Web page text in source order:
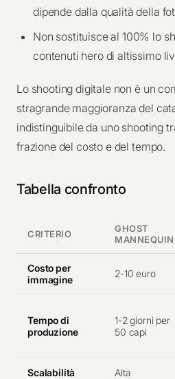
dipende dalla qualità della
Non sostituisce al 100% lo
contenuti hero di altissimo
Lo shooting digitale non è un
stragrande maggioranza del
indistinguibile da uno shooting
frazione del costo e del tempo.
Tabella confronto
CRITERIO
GHOST
MANNEQUIN
Costo per
immagine
2-10 euro
Tempo di
produzione
1-2 giorni per
50 capi
Scalabilità Alta